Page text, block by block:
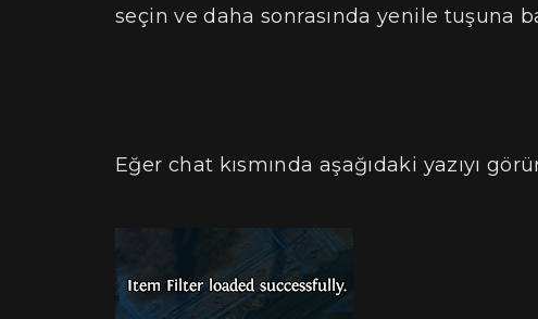
seçin ve daha sonrasında yenile tuşuna
Eğer chat kısmında aşağıdaki yazıyı